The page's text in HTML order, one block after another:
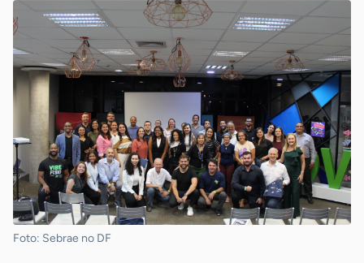
Foto: Sebrae no DF